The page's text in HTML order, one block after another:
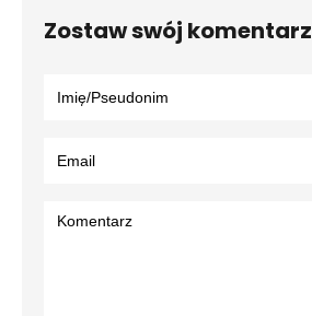
Zostaw swój komentarz